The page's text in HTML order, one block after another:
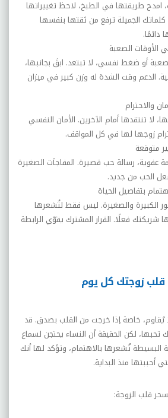
امدح طريقتها في الطبخ، لاحظ تغييراتها
الجميلة ترفع من ثقتها بنفسها
دائمًا.
الأوقات الصعبة
أو ضغط نفسي، لا تبتعد. ابقَ بجانبها،
الدعم وقت الشدة له وزن كبير في ميزان
والاحترام
لا تنتقدها أمام الآخرين. الأمان النفسي
زوجها لها في كل المواقف.
متوقعة
عفوية، رسالة حب قصيرة. المفاجآت الصغيرة
الحب من جديد.
بتفاصيل الحياة
الكبيرة والصغيرة. ليس فقط لتُشعرها
شريكتك فعلًا. القرار المشترك يقوّي الرابطة
قلب زوجتك كل يوم
يُقاوم، خاصة إذا خرجت من القلب بصدق. قد
لكن الحقيقة أن النساء يحتجن لسماع
البسيطة تُشعرها بالاهتمام، وتؤكد لها أنك
أحببتها منذ البداية.
قلب الزوجة: